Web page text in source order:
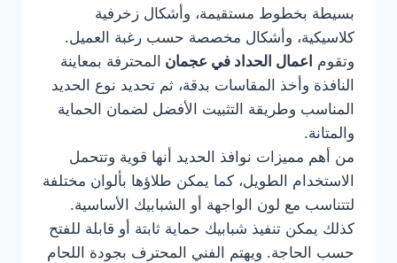
بسيطة بخطوط مستقيمة، وأشكال زخرفية
كلاسيكية، وأشكال مخصصة حسب رغبة العميل.
وتقوم اعمال الحداد في عجمان المحترفة بمعاينة
النافذة وأخذ المقاسات بدقة، ثم تحديد نوع الحديد
المناسب وطريقة التثبيت الأفضل لضمان الحماية
والمتانة.
من أهم مميزات نوافذ الحديد أنها قوية وتتحمل
الاستخدام الطويل، كما يمكن طلاؤها بألوان مختلفة
لتتناسب مع لون الواجهة أو الشبابيك الأساسية.
كذلك يمكن تنفيذ شبابيك حماية ثابتة أو قابلة للفتح
حسب الحاجة. ويهتم الفني المحترف بجودة اللحام